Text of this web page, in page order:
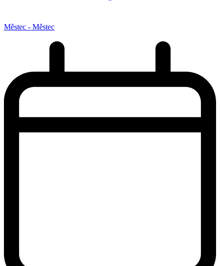
Městec - Městec